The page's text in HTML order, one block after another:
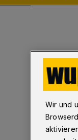
Wir und